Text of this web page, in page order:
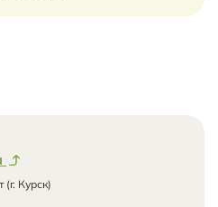
(г. Курск)